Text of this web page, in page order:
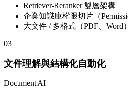
Retriever-Reranker 雙層架構
企業知識庫權限切片（
大文件 / 多格式（PDF、Word
03
文件理解與結構化自動化
Document AI